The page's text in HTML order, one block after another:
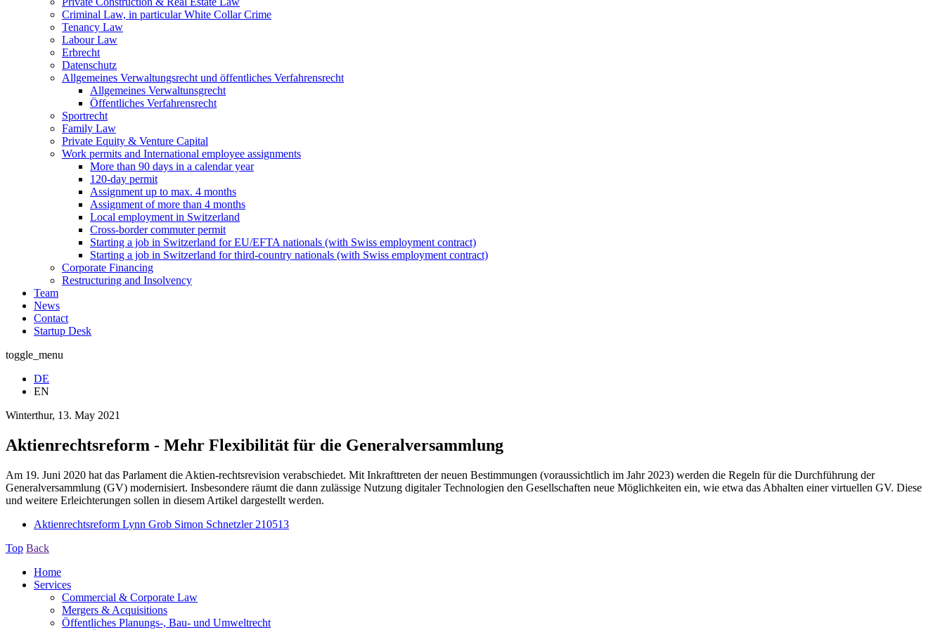
Criminal Law, in particular White Collar Crime
Tenancy Law
Labour Law
Erbrecht
Datenschutz
Allgemeines Verwaltungsrecht und öffentliches Verfahrensrecht
Allgemeines Verwaltunsgrecht
Öffentliches Verfahrensrecht
Sportrecht
Family Law
Private Equity & Venture Capital
Work permits and International employee assignments
More than 90 days in a calendar year
120-day permit
Assignment up to max. 4 months
Assignment of more than 4 months
Local employment in Switzerland
Cross-border commuter permit
Starting a job in Switzerland for EU/EFTA nationals (with Swiss employment contract)
Starting a job in Switzerland for third-country nationals (with Swiss employment contract)
Corporate Financing
Restructuring and Insolvency
Team
News
Contact
Startup Desk
toggle_menu
DE
EN
Winterthur, 13. May 2021
Aktienrechtsreform - Mehr Flexibilität für die Generalversammlung
Am 19. Juni 2020 hat das Parlament die Aktien-rechtsrevision verabschiedet. Mit Inkrafttreten der neuen Bestimmungen (voraussichtlich im Jahr 2023) werden die Regeln für die Durchführung der
Generalversammlung (GV) modernisiert. Insbesondere räumt die dann zulässige Nutzung digitaler Technologien den Gesellschaften neue Möglichkeiten ein, wie etwa das Abhalten einer virtuellen GV. Diese
und weitere Erleichterungen sollen in diesem Artikel dargestellt werden.
Aktienrechtsreform Lynn Grob Simon Schnetzler 210513
Top Back
Home
Services
Commercial & Corporate Law
Mergers & Acquisitions
Öffentliches Planungs-, Bau- und Umweltrecht